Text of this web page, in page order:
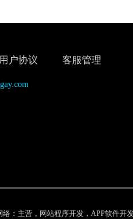
用户协议 客服管理
络：主营，网站程序开发，APP软件开